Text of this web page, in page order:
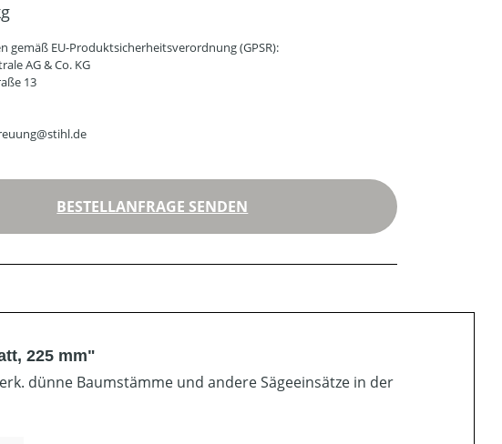
gemäß EU-Produktsicherheitsverordnung (GPSR):
AG & Co. KG
13
BESTELLANFRAGE SENDEN
225 mm"
dünne Baumstämme und andere Sägeeinsätze in der